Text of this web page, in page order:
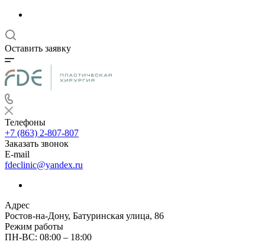
Оставить заявку
Телефоны
+7 (863) 2-807-807
Заказать звонок
E-mail
fdeclinic@yandex.ru
Адрес
Ростов-на-Дону, Батуринская улица, 86
Режим работы
ПН-ВС: 08:00 – 18:00